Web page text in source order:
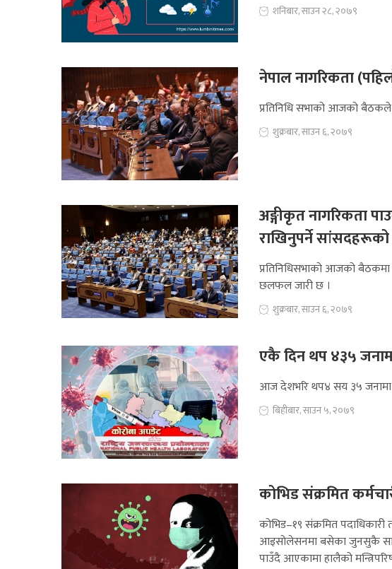
शनिबार, साउन २८, २०७९
नेपाल नागरिकता
प्रतिनिधि सभाको आजको
शुक्रबार, साउन ६, २०७९
अङ्गीकृत नागरिकता
राखिनुपर्ने सांसदहरूको
प्रतिनिधिसभाको आजको
छलफल जारी छ ।
शुक्रबार, साउन ६, २०७९
एकै दिन थप ४३५
आज देशभरि थप४ सय ३५ जनामा
बिहीबार, साउन ५, २०७९
कोभिड संक्रमित
कोभिड–१९ संक्रमित
आइसोलेसनमा बसेका जुनसुकै
पाउँदै आएकामा हालैको